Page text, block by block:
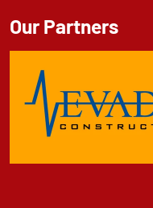
Our Partners